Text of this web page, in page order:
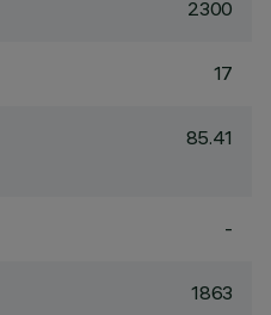
2300
17
85.41
-
1863